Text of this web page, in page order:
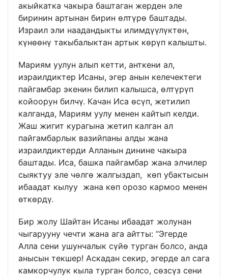
акыйкатка чакыра баштаган жерден эле
биринин артынан бирин өлтүрө баштады.
Израил эли наадандыкты илимдүүлүктөн,
күнөөнү такыбалыктан артык көрүп калышты.
Мариям уулун алып кетти, анткени ал,
израилдиктер Исаны, эгер анын келечектеги
пайгамбар экенин билип калышса, өлтүрүп
койоорун билчү. Качан Иса өсүп, жетилип
калганда, Мариям уулу менен кайтып келди.
Жаш жигит курагына жетип калган ал
пайгамбарлык вазийпаны алды жана
израилдиктерди Алланын динине чакыра
баштады. Иса, башка пайгамбар жана элчилер
сыяктуу эле чөлгө жалгыздап, көп убактысын
ибаадат кылуу жана көп орозо кармоо менен
өткөрдү.
Бир жолу Шайтан Исаны ибаадат жолунан
чыгарууну чечти жана ага айтты: “Эгерде
Алла сени ушунчалык сүйө турган болсо, анда
анысын текшер! Аскадан секир, эгерде ал сага
камкорчулук кыла турган болсо, сөзсүз сени